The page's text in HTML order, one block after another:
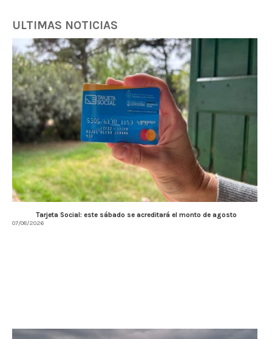
ULTIMAS NOTICIAS
Tarjeta Social: este sábado se acreditará el monto de agosto
07/08/2026